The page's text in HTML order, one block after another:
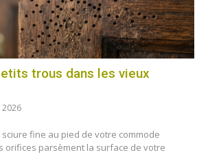
trous dans les vieux
fine au pied de votre commode
orifices parsèment la surface de votre